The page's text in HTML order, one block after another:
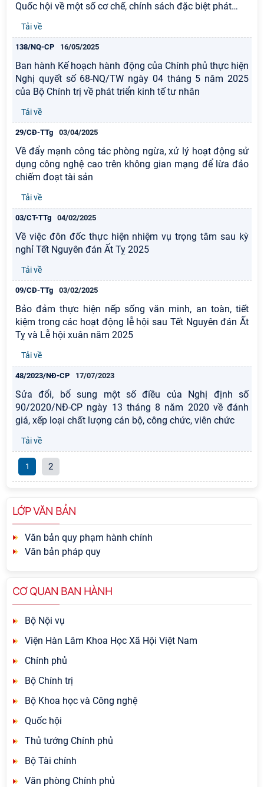
Quốc hội về một số cơ chế, chính sách đặc biệt phát…
Tải về
138/NQ-CP 16/05/2025
Ban hành Kế hoạch hành động của Chính phủ thực hiện
Nghị quyết số 68-NQ/TW ngày 04 tháng 5 năm 2025
của Bộ Chính trị về phát triển kinh tế tư nhân
Tải về
29/CĐ-TTg 03/04/2025
Về đẩy mạnh công tác phòng ngừa, xử lý hoạt động sử
dụng công nghệ cao trên không gian mạng để lừa đảo
chiếm đoạt tài sản
Tải về
03/CT-TTg 04/02/2025
Về việc đôn đốc thực hiện nhiệm vụ trọng tâm sau kỳ
nghỉ Tết Nguyên đán Ất Tỵ 2025
Tải về
09/CĐ-TTg 03/02/2025
Bảo đảm thực hiện nếp sống văn minh, an toàn, tiết
kiệm trong các hoạt động lễ hội sau Tết Nguyên đán Ất
Tỵ và Lễ hội xuân năm 2025
Tải về
48/2023/NĐ-CP 17/07/2023
Sửa đổi, bổ sung một số điều của Nghị định số
90/2020/NĐ-CP ngày 13 tháng 8 năm 2020 về đánh
giá, xếp loại chất lượng cán bộ, công chức, viên chức
Tải về
1 2
LỚP VĂN BẢN
Văn bản quy phạm hành chính
Văn bản pháp quy
CƠ QUAN BAN HÀNH
Bộ Nội vụ
Viện Hàn Lâm Khoa Học Xã Hội Việt Nam
Chính phủ
Bộ Chính trị
Bộ Khoa học và Công nghệ
Quốc hội
Thủ tướng Chính phủ
Bộ Tài chính
Văn phòng Chính phủ